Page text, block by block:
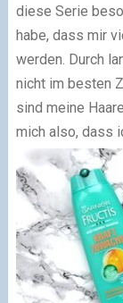
diese Serie
habe, dass mir
werden. Durch
nicht im besten
sind meine
mich also, dass